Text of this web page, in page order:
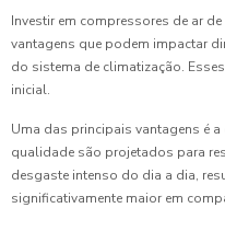
Investir em compressores de ar
vantagens que podem impactar
do sistema de climatização.
inicial.
Uma das principais vantagens é a
qualidade são projetados para
desgaste intenso do dia a dia,
significativamente maior em